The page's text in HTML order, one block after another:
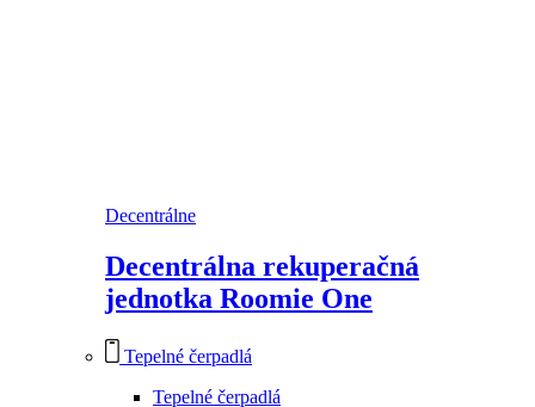
Decentrálne
Decentrálna rekuperačná
jednotka Roomie One
Tepelné čerpadlá
Tepelné čerpadlá